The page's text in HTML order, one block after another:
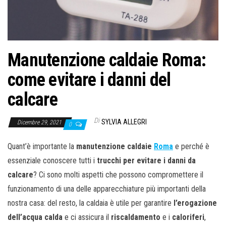
Manutenzione caldaie Roma:
come evitare i danni del
calcare
Dicembre 29, 2021 0 Di SYLVIA ALLEGRI
Quant’è importante la manutenzione caldaie Roma e perché è
essenziale conoscere tutti i trucchi per evitare i danni da
calcare? Ci sono molti aspetti che possono compromettere il
funzionamento di una delle apparecchiature più importanti della
nostra casa: del resto, la caldaia è utile per garantire l’erogazione
dell’acqua calda e ci assicura il riscaldamento e i caloriferi,